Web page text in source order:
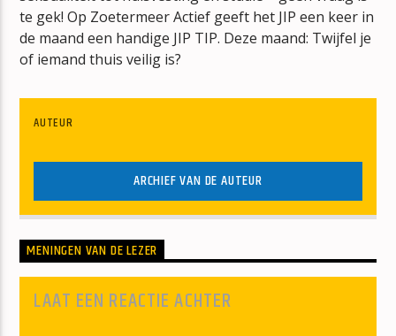
te gek! Op Zoetermeer Actief geeft het JIP een keer in
de maand een handige JIP TIP. Deze maand: Twijfel je
of iemand thuis veilig is?
AUTEUR
ARCHIEF VAN DE AUTEUR
MENINGEN VAN DE LEZER
LAAT EEN REACTIE ACHTER